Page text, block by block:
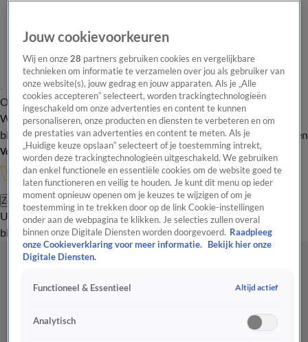
Overzicht Onze programma's Uitzendingen Onze gezichten
In de
WandelgangenInterviewsUitzending
bijwonenPodcastShopVeelgestelde vragenKijkersvraag insturen
Volg Vandaag Inside
Zoeken
UitzendingenVandaag InsideDe OranjezomerShopUitzending
bijwonen
Jouw cookievoorkeuren
Wij en onze28 partners gebruiken cookies en vergelijkbare
technieken om informatie te verzamelen over jou als gebruiker van
onze website(s), jouw gedrag en jouw apparaten. Als je „Alle
cookies accepteren” selecteert, worden trackingtechnologieën
ingeschakeld om onze advertenties en content te kunnen
personaliseren, onze producten en diensten te verbeteren en om
de prestaties van advertenties en content te meten. Als je
„Huidige keuze opslaan” selecteert of je toestemming intrekt,
worden deze trackingtechnologieën uitgeschakeld. We gebruiken
dan enkel functionele en essentiële cookies om de website goed te
laten functioneren en veilig te houden. Je kunt dit menu op ieder
moment opnieuw openen om je keuzes te wijzigen of om je
toestemming in te trekken door op de link Cookie-instellingen
onder aan de webpagina te klikken. Je selecties zullen overal
binnen onze Digitale Diensten worden doorgevoerd. Raadpleeg
onze Cookieverklaring voor meer informatie.
Bekijk hier onze
Digitale Diensten.
Functioneel & Essentieel Altijd actief
Analytisch